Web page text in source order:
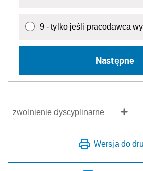
9 - tylko jeśli pracodawca
Następne
zwolnienie dyscyplinarne
Wersja do